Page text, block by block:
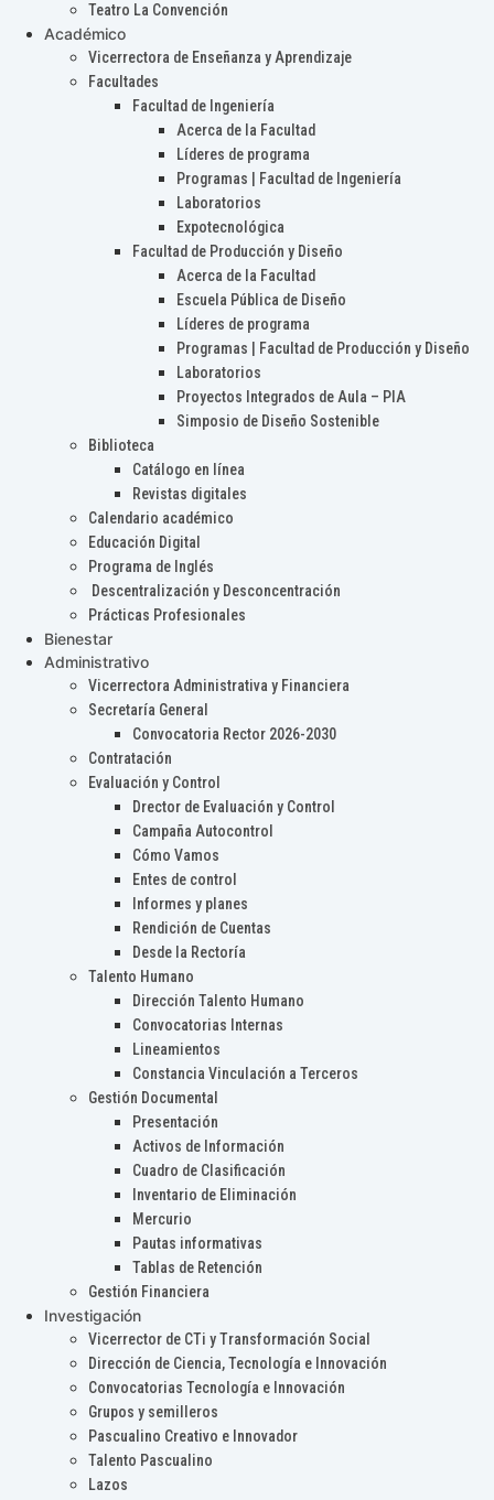
Teatro La Convención
Académico
Vicerrectora de Enseñanza y Aprendizaje
Facultades
Facultad de Ingeniería
Acerca de la Facultad
Líderes de programa
Programas | Facultad de Ingeniería
Laboratorios
Expotecnológica
Facultad de Producción y Diseño
Acerca de la Facultad
Escuela Pública de Diseño
Líderes de programa
Programas | Facultad de Producción y Diseño
Laboratorios
Proyectos Integrados de Aula – PIA
Simposio de Diseño Sostenible
Biblioteca
Catálogo en línea
Revistas digitales
Calendario académico
Educación Digital
Programa de Inglés
Descentralización y Desconcentración
Prácticas Profesionales
Bienestar
Administrativo
Vicerrectora Administrativa y Financiera
Secretaría General
Convocatoria Rector 2026-2030
Contratación
Evaluación y Control
Drector de Evaluación y Control
Campaña Autocontrol
Cómo Vamos
Entes de control
Informes y planes
Rendición de Cuentas
Desde la Rectoría
Talento Humano
Dirección Talento Humano
Convocatorias Internas
Lineamientos
Constancia Vinculación a Terceros
Gestión Documental
Presentación
Activos de Información
Cuadro de Clasificación
Inventario de Eliminación
Mercurio
Pautas informativas
Tablas de Retención
Gestión Financiera
Investigación
Vicerrector de CTi y Transformación Social
Dirección de Ciencia, Tecnología e Innovación
Convocatorias Tecnología e Innovación
Grupos y semilleros
Pascualino Creativo e Innovador
Talento Pascualino
Lazos